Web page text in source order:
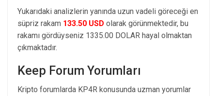
Yukarıdaki analizlerin yanında uzun vadeli göreceği en
süpriz rakam 133.50 USD olarak görünmektedir, bu
rakamı gördüyseniz 1335.00 DOLAR hayal olmaktan
çıkmaktadır.
Keep Forum Yorumları
Kripto forumlarda KP4R konusunda uzman yorumlar